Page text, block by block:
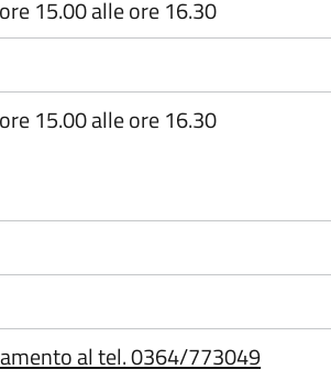
15.00 alle ore 16.30
15.00 alle ore 16.30
al tel. 0364/773049